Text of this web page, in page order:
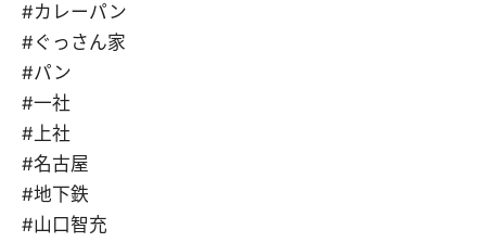
#カレーパン
#ぐっさん家
#パン
#一社
#上社
#名古屋
#地下鉄
#山口智充